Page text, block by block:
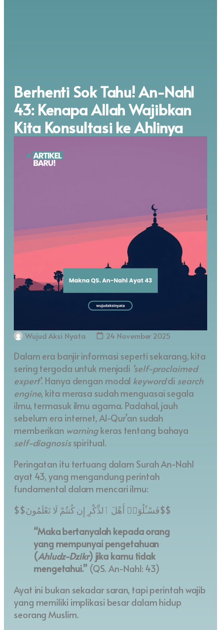
Berhenti Sok Tahu! An-Nahl
43: Kenapa Allah Wajibkan
Kita Konsultasi ke Ahlinya
Wujud Aksi Nyata 24 November 2025
Dalam era banjir informasi seperti sekarang, kita
sering tergoda untuk menjadi ‘self-proclaimed
expert’. Hanya dengan modal keyworddi search
engine, kita merasa sudah menguasai segala
ilmu, termasuk ilmu agama. Padahal, jauh
sebelum era internet, Al-Qur’an sudah
memberikan warningkeras tentang bahaya
self-diagnosisspiritual.
Peringatan itu tertuang dalam Surah An-Nahl
ayat 43, yang mengandung perintah
fundamental dalam mencari ilmu:
$$فَسْـَٔلُوٓا۟ أَهْلَ ٱلذِّكْرِ إِن كُنتُمْ لَا تَعْلَمُونَ$$
“Maka bertanyalah kepada orang
yang mempunyai pengetahuan
(Ahludz-Dzikr) jika kamu tidak
mengetahui.”(QS. An-Nahl: 43)
Ayat ini bukan sekadar saran, tapi perintah wajib
yang memiliki implikasi besar dalam hidup
seorang Muslim.